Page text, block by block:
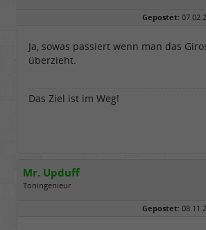
Dabei seit:
02 / 2012
Gepostet:
Ja, sowas passiert wenn man das
überzieht.
Das Ziel ist im Weg!
Mr. Upduff
Toningenieur
BasemountainhomeGepostet: